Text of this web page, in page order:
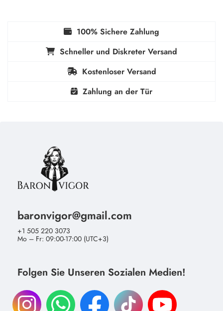
100% Sichere Zahlung
Schneller und Diskreter Versand
Kostenloser Versand
Zahlung an der Tür
baronvigor@gmail.com
+1 505 220 3073
Mo – Fr: 09:00-17:00 (UTC+3)
Folgen Sie Unseren Sozialen Medien!